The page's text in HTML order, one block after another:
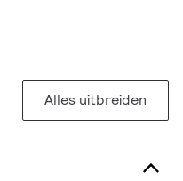
Alles uitbreiden